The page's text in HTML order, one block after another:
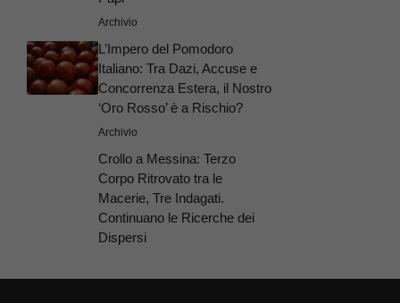
Archivio
L’Impero del Pomodoro
Italiano: Tra Dazi, Accuse e
Concorrenza Estera, il Nostro
‘Oro Rosso’ è a Rischio?
Archivio
Crollo a Messina: Terzo
Corpo Ritrovato tra le
Macerie, Tre Indagati.
Continuano le Ricerche dei
Dispersi